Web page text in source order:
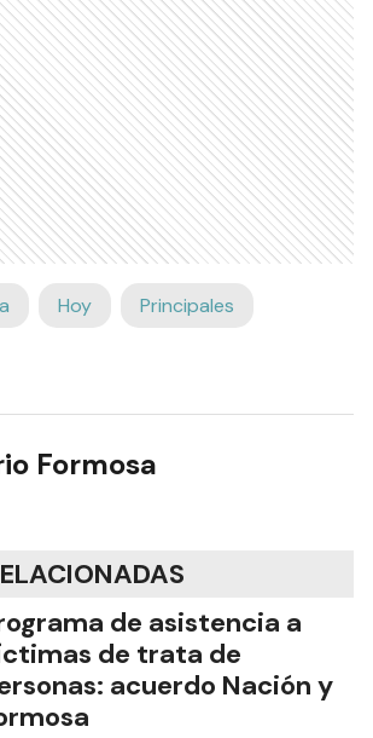
Hoy Principales
Formosa
de asistencia a
de trata de
acuerdo Nación y